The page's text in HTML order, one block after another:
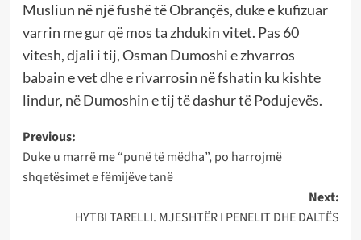
Musliun në një fushë të Obrançës, duke e kufizuar
varrin me gur që mos ta zhdukin vitet. Pas 60
vitesh, djali i tij, Osman Dumoshi e zhvarros
babain e vet dhe e rivarrosin në fshatin ku kishte
lindur, në Dumoshin e tij të dashur të Podujevës.
Post
navigation
Previous:
Duke u marrë me “punë të mëdha”, po harrojmë
shqetësimet e fëmijëve tanë
Next:
HYTBI TARELLI. MJESHTËR I PENELIT DHE DALTËS